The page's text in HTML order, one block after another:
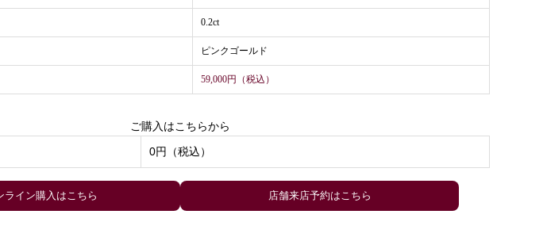
0.2ct
ピンクゴールド
59,000円（税込）
ご購入はこちらから
0円（税込）
店舗来店予約はこちら